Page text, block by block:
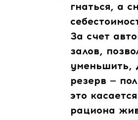
гнаться, а
За счет
залов,
уменьшить,
резерв —
это
рациона